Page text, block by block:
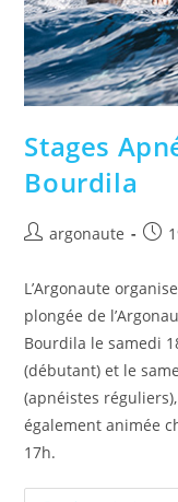
Stages
Bourdila
argonaute
L’Argonaute
plongée de
Bourdila le samedi
(débutant) et le
(apnéistes
également animée
17h.